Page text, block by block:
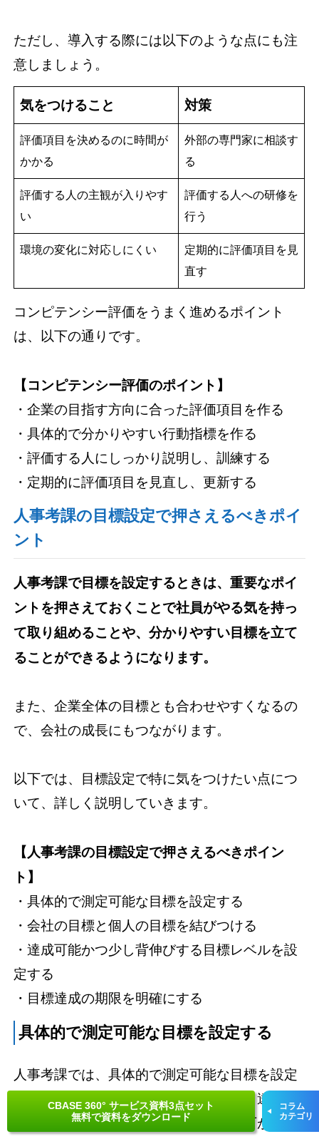
CBASE 360° サービス資料3点セット
無料で資料をダウンロード
コラム
カテゴリ
ただし、導入する際には以下のような点にも注
意しましょう。
気をつけること 対策
評価項目を決めるのに時間が
かかる
外部の専門家に相談す
る
評価する人の主観が入りやす
い
評価する人への研修を
行う
環境の変化に対応しにくい
定期的に評価項目を見
直す
コンピテンシー評価をうまく進めるポイント
は、以下の通りです。
【コンピテンシー評価のポイント】
・企業の目指す方向に合った評価項目を作る
・具体的で分かりやすい行動指標を作る
・評価する人にしっかり説明し、訓練する
・定期的に評価項目を見直し、更新する
人事考課の目標設定で押さえるべきポイ
ント
人事考課で目標を設定するときは、重要なポイ
ントを押さえておくことで社員がやる気を持っ
て取り組めることや、分かりやすい目標を立て
ることができるようになります。
また、企業全体の目標とも合わせやすくなるの
で、会社の成長にもつながります。
以下では、目標設定で特に気をつけたい点につ
いて、詳しく説明していきます。
【人事考課の目標設定で押さえるべきポイン
ト】
・具体的で測定可能な目標を設定する
・会社の目標と個人の目標を結びつける
・達成可能かつ少し背伸びする目標レベルを設
定する
・目標達成の期限を明確にする
具体的で測定可能な目標を設定する
人事考課では、具体的で測定可能な目標を設定
することが重要です。曖昧な目標では、達成度
を正確に評価できず、社員のやる気も下がりか